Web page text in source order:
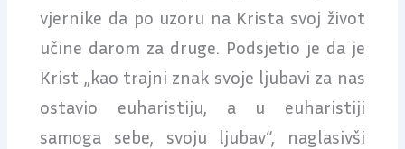
vjernike da po uzoru na Krista svoj život
učine darom za druge. Podsjetio je da je
Krist „kao trajni znak svoje ljubavi za nas
ostavio euharistiju, a u euharistiji
samoga sebe, svoju ljubav“, naglasivši